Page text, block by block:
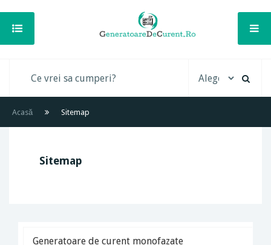
Acasă Sitemap
Sitemap
Generatoare de curent monofazate